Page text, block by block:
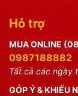
Hỗ trợ
MUA ONLINE
0987188882
Tất cả các ngày
GÓP Ý &